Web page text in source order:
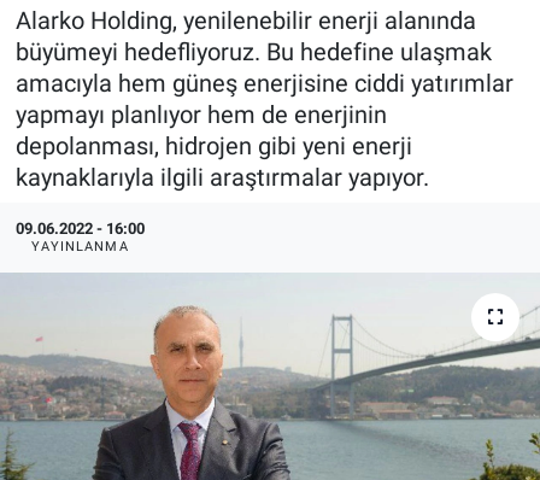
Alarko Holding, yenilenebilir enerji alanında
büyümeyi hedefliyoruz. Bu hedefine ulaşmak
amacıyla hem güneş enerjisine ciddi yatırımlar
yapmayı planlıyor hem de enerjinin
depolanması, hidrojen gibi yeni enerji
kaynaklarıyla ilgili araştırmalar yapıyor.
09.06.2022 - 16:00
YAYINLANMA
EndüstriST
Enerjisini Üreten Fabrikalar
Endüstri 4.0 Uygulamaları
Ağır Sanayi Çözümleri